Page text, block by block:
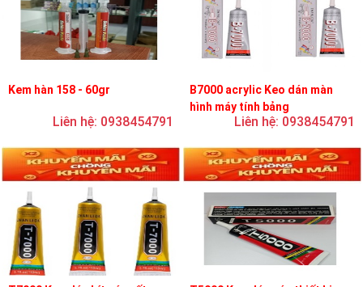
Kem hàn 158 - 60gr
Liên hệ: 0938454791
B7000 acrylic Keo dán màn
hình máy tính bảng
Liên hệ: 0938454791